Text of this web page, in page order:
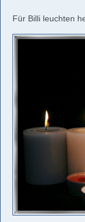
Für Billi leuchten